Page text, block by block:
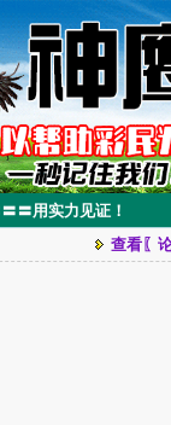
〓用实力见证！
查看〖